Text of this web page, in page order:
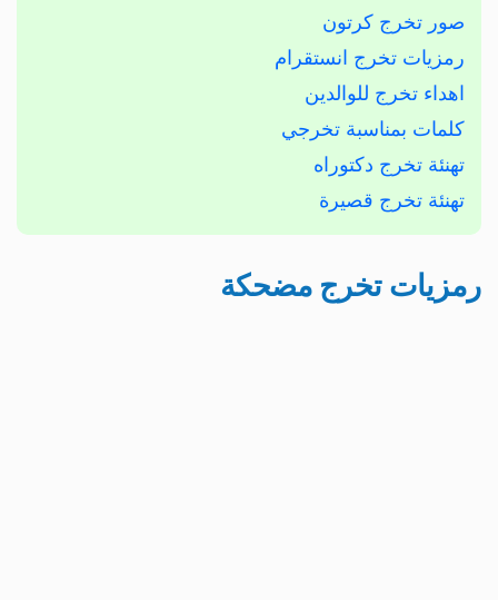
صور تخرج كرتون
رمزيات تخرج انستقرام
اهداء تخرج للوالدين
كلمات بمناسبة تخرجي
تهنئة تخرج دكتوراه
تهنئة تخرج قصيرة
رمزيات تخرج مضحكة